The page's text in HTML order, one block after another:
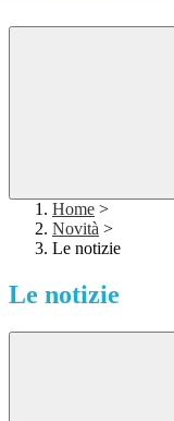
Home >
Novità >
Le notizie
Le notizie